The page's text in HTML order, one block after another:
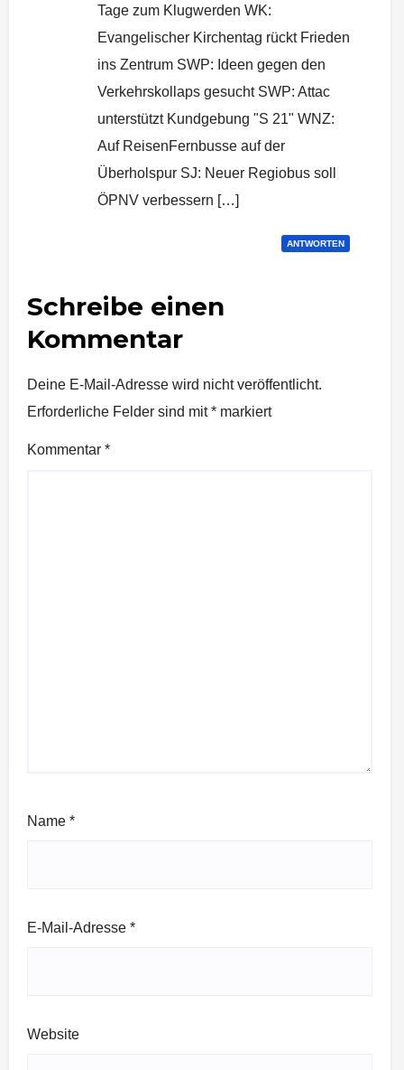
Tage zum Klugwerden WK:
Evangelischer Kirchentag rückt Frieden
ins Zentrum SWP: Ideen gegen den
Verkehrskollaps gesucht SWP: Attac
unterstützt Kundgebung "S 21" WNZ:
Auf ReisenFernbusse auf der
Überholspur SJ: Neuer Regiobus soll
ÖPNV verbessern […]
ANTWORTEN
Schreibe einen
Kommentar
Deine E-Mail-Adresse wird nicht veröffentlicht.
Erforderliche Felder sind mit* markiert
Kommentar *
Name *
E-Mail-Adresse *
Website